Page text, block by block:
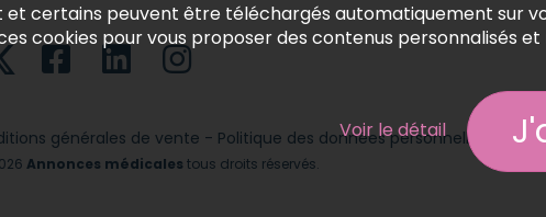
générales de vente - Politique des données personnelles
Annonces médicales tous droits réservés.
certains peuvent être téléchargés automatiquement sur
cookies pour vous proposer des contenus personnalisés
Voir le détail